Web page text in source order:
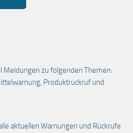
Meldungen zu folgenden Themen:
Produktrückruf und
aktuellen Warnungen und Rückrufe